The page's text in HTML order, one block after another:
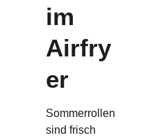
im
Airfry
er
Sommerrollen
sind frisch